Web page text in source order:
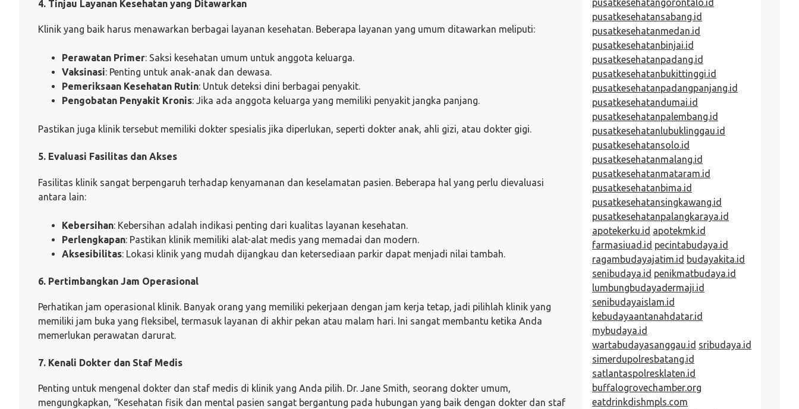
4. Tinjau Layanan Kesehatan yang Ditawarkan
Klinik yang baik harus menawarkan berbagai layanan kesehatan. Beberapa layanan yang umum ditawarkan meliputi:
Perawatan Primer: Saksi kesehatan umum untuk anggota keluarga.
Vaksinasi: Penting untuk anak-anak dan dewasa.
Pemeriksaan Kesehatan Rutin: Untuk deteksi dini berbagai penyakit.
Pengobatan Penyakit Kronis: Jika ada anggota keluarga yang memiliki penyakit jangka panjang.
Pastikan juga klinik tersebut memiliki dokter spesialis jika diperlukan, seperti dokter anak, ahli gizi, atau dokter gigi.
5. Evaluasi Fasilitas dan Akses
Fasilitas klinik sangat berpengaruh terhadap kenyamanan dan keselamatan pasien. Beberapa hal yang perlu dievaluasi
antara lain:
Kebersihan: Kebersihan adalah indikasi penting dari kualitas layanan kesehatan.
Perlengkapan: Pastikan klinik memiliki alat-alat medis yang memadai dan modern.
Aksesibilitas: Lokasi klinik yang mudah dijangkau dan ketersediaan parkir dapat menjadi nilai tambah.
6. Pertimbangkan Jam Operasional
Perhatikan jam operasional klinik. Banyak orang yang memiliki pekerjaan dengan jam kerja tetap, jadi pilihlah klinik yang
memiliki jam buka yang fleksibel, termasuk layanan di akhir pekan atau malam hari. Ini sangat membantu ketika Anda
memerlukan perawatan darurat.
7. Kenali Dokter dan Staf Medis
Penting untuk mengenal dokter dan staf medis di klinik yang Anda pilih. Dr. Jane Smith, seorang dokter umum,
mengungkapkan, “Kesehatan fisik dan mental pasien sangat bergantung pada hubungan yang baik dengan dokter dan staf
pusatkesehatangorontalo.id
pusatkesehatansabang.id
pusatkesehatanmedan.id
pusatkesehatanbinjai.id
pusatkesehatanpadang.id
pusatkesehatanbukittinggi.id
pusatkesehatanpadangpanjang.id
pusatkesehatandumai.id
pusatkesehatanpalembang.id
pusatkesehatanlubuklinggau.id
pusatkesehatansolo.id
pusatkesehatanmalang.id
pusatkesehatanmataram.id
pusatkesehatanbima.id
pusatkesehatansingkawang.id
pusatkesehatanpalangkaraya.id
apotekerku.id apotekmk.id
farmasiuad.id pecintabudaya.id
ragambudayajatim.id budayakita.id
senibudaya.id penikmatbudaya.id
lumbungbudayadermaji.id
senibudayaislam.id
kebudayaantanahdatar.id
mybudaya.id
wartabudayasanggau.id sribudaya.id
simerdupolresbatang.id
satlantaspolresklaten.id
buffalogrovechamber.org
eatdrinkdishmpls.com